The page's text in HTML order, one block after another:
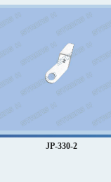
JP-330-2